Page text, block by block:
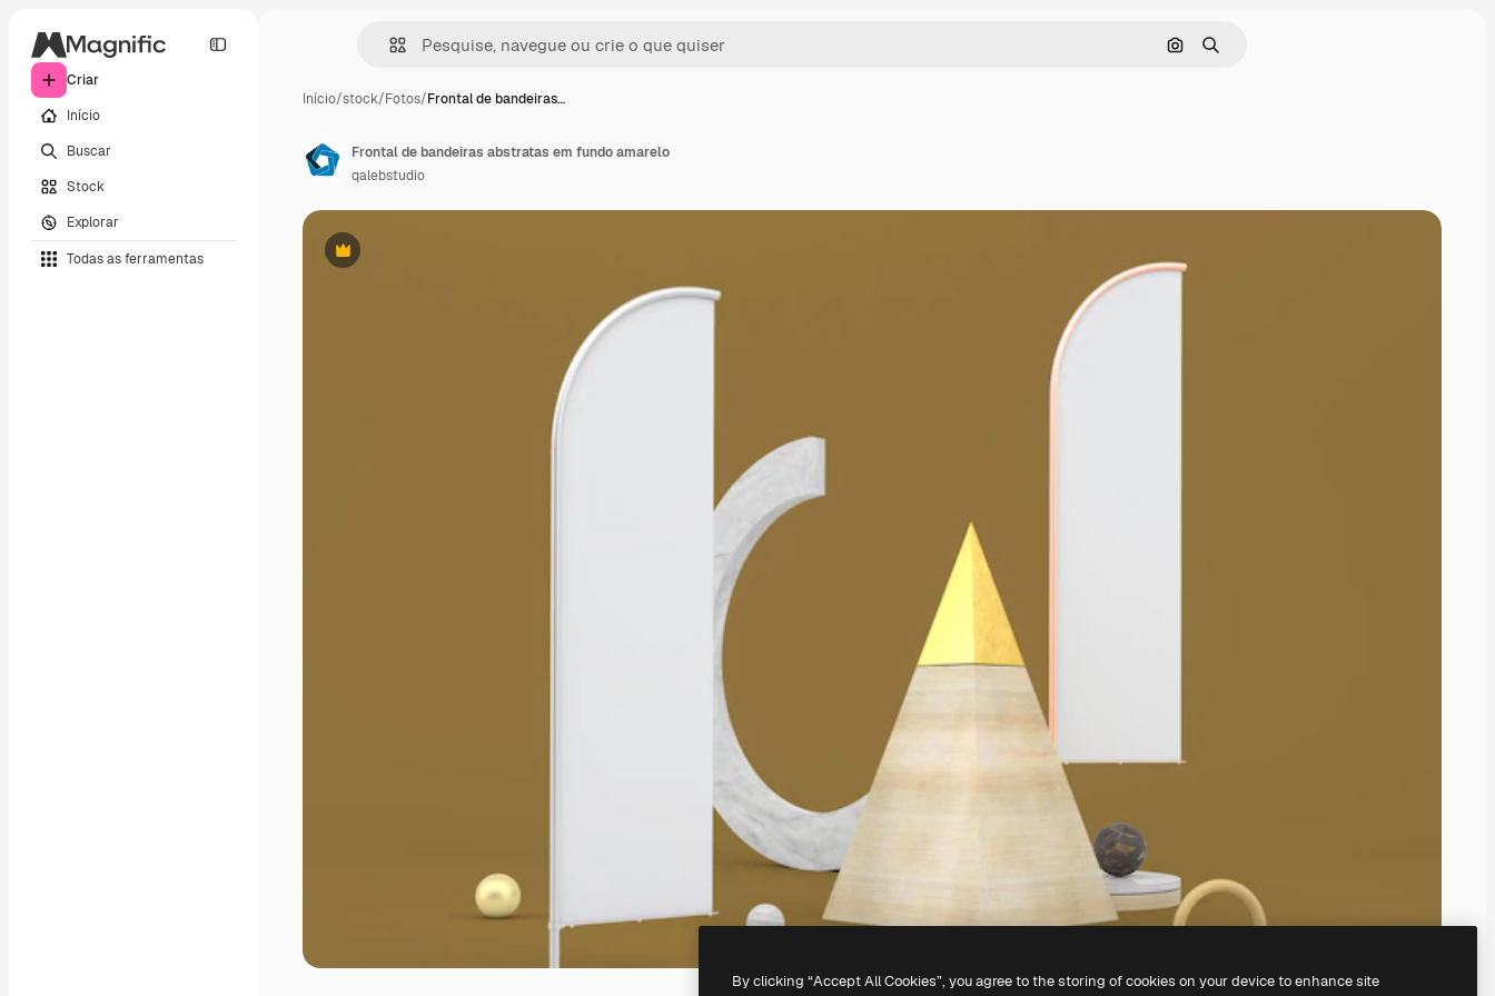
Criar
Início
Buscar
Stock
Explorar
Todas as ferramentas
Pesquisar por imagem
Buscar
Início/stock/Fotos/Frontal de bandeiras…
Premium
Frontal de bandeiras abstratas em fundo amarelo
qalebstudio
By clicking “Accept All Cookies”, you agree to the storing of cookies on your device to enhance site